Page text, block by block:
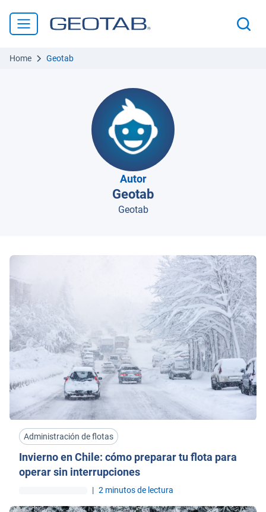
Home Geotab
Autor
Geotab
Geotab
Administración de flotas
Invierno en Chile: cómo preparar tu flota para
operar sin interrupciones
| 2 minutos de lectura